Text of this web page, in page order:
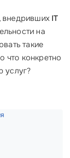
внедривших IT
на
такие
что конкретно
услуг?